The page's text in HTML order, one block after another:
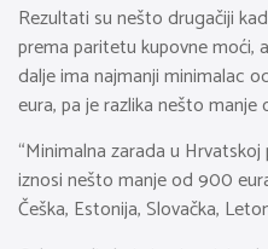
Rezultati su nešto drugačiji
prema paritetu kupovne moći,
dalje ima najmanji minimalac
eura, pa je razlika nešto manje
“Minimalna zarada u
iznosi nešto manje od 900
Češka, Estonija, Slovačka,